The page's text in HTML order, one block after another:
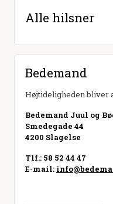
Alle hilsner
Bedemand
Højtideligheden bliver
Bedemand Juul og
Smedegade 44
4200 Slagelse
Tlf.: 58 52 44 47
E-mail: